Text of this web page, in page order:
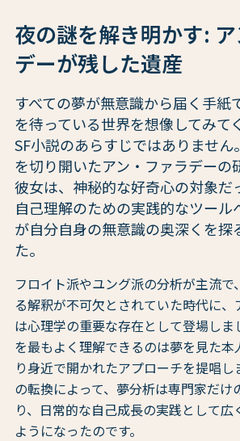
夜の謎を解き明かす:
デーが残した遺産
すべての夢が無意識から届く手紙
を待っている世界を想像してみて
SF小説のあらすじではありません
を切り開いたアン・ファラデーの
彼女は、神秘的な好奇心の対象だ
自己理解のための実践的なツール
が自分自身の無意識の奥深くを探
た。
フロイト派やユング派の分析が主流で
る解釈が不可欠とされていた時代に、
は心理学の重要な存在として登場し
を最もよく理解できるのは夢を見た本
り身近で開かれたアプローチを提唱
の転換によって、夢分析は専門家だけ
り、日常的な自己成長の実践として広
ようになったのです。